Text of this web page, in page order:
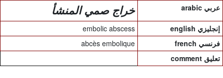
arabic عربي خراج صمي المنشأ
english إنجليزي
embolic abscess
french فرنسي
abcès embolique
comment تعليق